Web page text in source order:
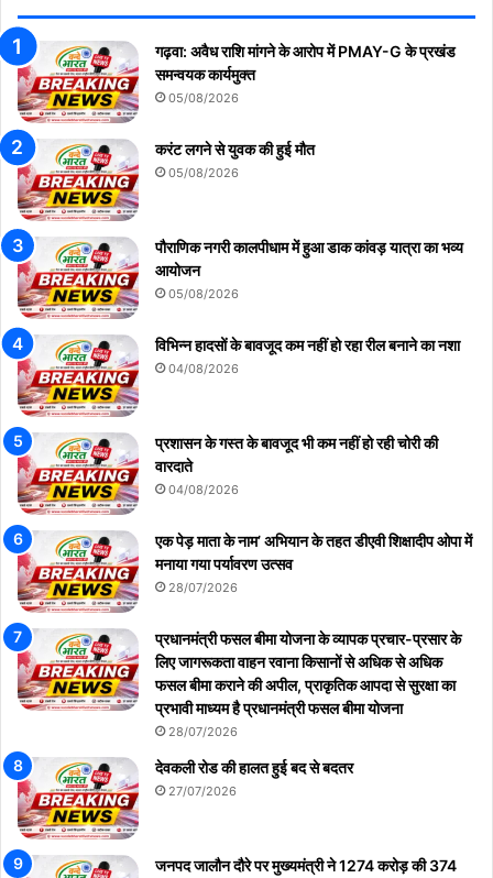
गढ़वा: अवैध राशि मांगने के आरोप में PMAY-G के प्रखंड
समन्वयक कार्यमुक्त
05/08/2026
करंट लगने से युवक की हुई मौत
05/08/2026
पौराणिक नगरी कालपीधाम में हुआ डाक कांवड़ यात्रा का भव्य
आयोजन
05/08/2026
विभिन्न हादसों के बावजूद कम नहीं हो रहा रील बनाने का नशा
04/08/2026
प्रशासन के गस्त के बावजूद भी कम नहीं हो रही चोरी की
वारदाते
04/08/2026
एक पेड़ माता के नाम’ अभियान के तहत डीएवी शिक्षादीप ओपा में
मनाया गया पर्यावरण उत्सव
28/07/2026
प्रधानमंत्री फसल बीमा योजना के व्यापक प्रचार-प्रसार के
लिए जागरूकता वाहन रवाना किसानों से अधिक से अधिक
फसल बीमा कराने की अपील, प्राकृतिक आपदा से सुरक्षा का
प्रभावी माध्यम है प्रधानमंत्री फसल बीमा योजना
28/07/2026
देवकली रोड की हालत हुई बद से बदतर
27/07/2026
जनपद जालौन दौरे पर मुख्यमंत्री ने 1274 करोड़ की 374